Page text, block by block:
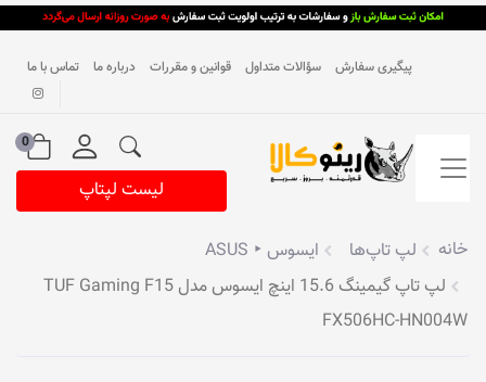
پیگیری سفارش سؤالات متداول قوانین و مقررات درباره ما تماس با ما
0
لیست لپتاپ
خانه لپ تاپ‌ها
ایسوس ‣ ASUS
لپ تاپ گیمینگ 15.6 اینچ ایسوس مدل TUF Gaming F15
FX506HC-HN004W